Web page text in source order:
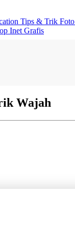
Tips & Trik Foto
Inet Grafis
Wajah